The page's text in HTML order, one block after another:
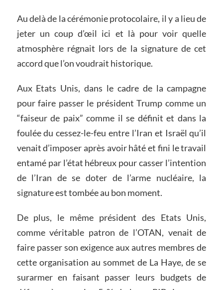
Au delà de la cérémonie protocolaire, il y a lieu de
jeter un coup d’œil ici et là pour voir quelle
atmosphère régnait lors de la signature de cet
accord que l’on voudrait historique.
Aux Etats Unis, dans le cadre de la campagne
pour faire passer le président Trump comme un
“faiseur de paix” comme il se définit et dans la
foulée du cessez-le-feu entre l’Iran et Israël qu’il
venait d’imposer après avoir hâté et fini le travail
entamé par l’état hébreux pour casser l’intention
de l’Iran de se doter de l’arme nucléaire, la
signature est tombée au bon moment.
De plus, le même président des Etats Unis,
comme véritable patron de l’OTAN, venait de
faire passer son exigence aux autres membres de
cette organisation au sommet de La Haye, de se
surarmer en faisant passer leurs budgets de